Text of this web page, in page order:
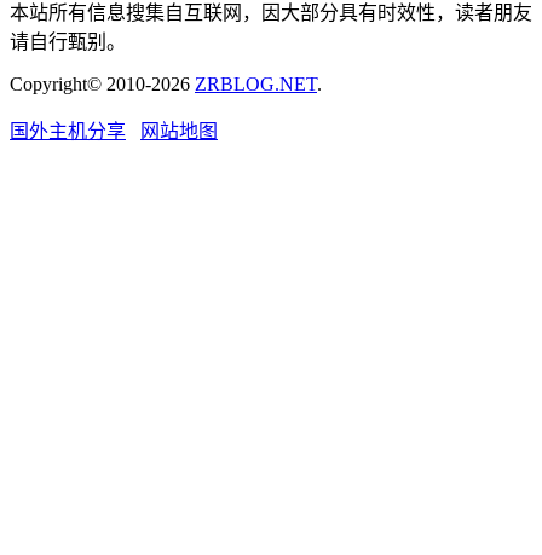
本站所有信息搜集自互联网，因大部分具有时效性，读者朋友
请自行甄别。
Copyright© 2010-2026 ZRBLOG.NET.
国外主机分享 网站地图